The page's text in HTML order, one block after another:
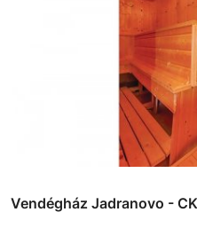
Vendégház Jadranovo -